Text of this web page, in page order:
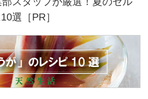
選［PR］